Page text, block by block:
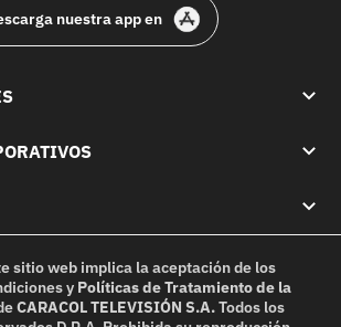
nuestra app en
sitio web implica la aceptación de los
y Políticas de Tratamiento de la
CARACOL TELEVISIÓN S.A.Todos los